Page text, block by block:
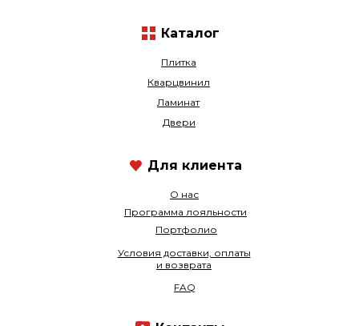
Плитка
Кварцвинил
О нас
Ламинат
Программа лояльности
Двери
Портфолио
Условия доставки, оплаты
и возврата
FAQ
Каталог
Для клиента